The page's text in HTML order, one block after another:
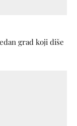
grad koji diše